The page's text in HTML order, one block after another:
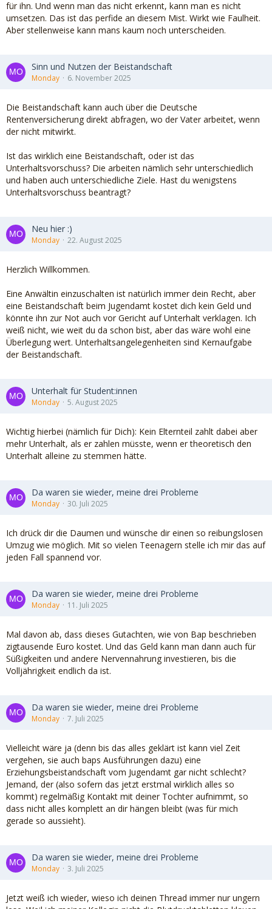
für ihn. Und wenn man das nicht erkennt, kann man es nicht
umsetzen. Das ist das perfide an diesem Mist. Wirkt wie Faulheit.
Aber stellenweise kann mans kaum noch unterscheiden.
Sinn und Nutzen der Beistandschaft
Monday 6. November 2025
Die Beistandschaft kann auch über die Deutsche
Rentenversicherung direkt abfragen, wo der Vater arbeitet, wenn
der nicht mitwirkt.
Ist das wirklich eine Beistandschaft, oder ist das
Unterhaltsvorschuss? Die arbeiten nämlich sehr unterschiedlich
und haben auch unterschiedliche Ziele. Hast du wenigstens
Unterhaltsvorschuss beantragt?
Neu hier :)
Monday 22. August 2025
Herzlich Willkommen.
Eine Anwältin einzuschalten ist natürlich immer dein Recht, aber
eine Beistandschaft beim Jugendamt kostet dich kein Geld und
könnte ihn zur Not auch vor Gericht auf Unterhalt verklagen. Ich
weiß nicht, wie weit du da schon bist, aber das wäre wohl eine
Überlegung wert. Unterhaltsangelegenheiten sind Kernaufgabe
der Beistandschaft.
Unterhalt für Student:innen
Monday 5. August 2025
Wichtig hierbei (nämlich für Dich): Kein Elternteil zahlt dabei aber
mehr Unterhalt, als er zahlen müsste, wenn er theoretisch den
Unterhalt alleine zu stemmen hätte.
Da waren sie wieder, meine drei Probleme
Monday 30. Juli 2025
Ich drück dir die Daumen und wünsche dir einen so reibungslosen
Umzug wie möglich. Mit so vielen Teenagern stelle ich mir das auf
jeden Fall spannend vor.
Da waren sie wieder, meine drei Probleme
Monday 11. Juli 2025
Mal davon ab, dass dieses Gutachten, wie von Bap beschrieben
zigtausende Euro kostet. Und das Geld kann man dann auch für
Süßigkeiten und andere Nervennahrung investieren, bis die
Volljährigkeit endlich da ist.
Da waren sie wieder, meine drei Probleme
Monday 7. Juli 2025
Vielleicht wäre ja (denn bis das alles geklärt ist kann viel Zeit
vergehen, sie auch baps Ausführungen dazu) eine
Erziehungsbeistandschaft vom Jugendamt gar nicht schlecht?
Jemand, der (also sofern das jetzt erstmal wirklich alles so
kommt) regelmäßig Kontakt mit deiner Tochter aufnimmt, so
dass nicht alles komplett an dir hängen bleibt (was für mich
gerade so aussieht).
Da waren sie wieder, meine drei Probleme
Monday 3. Juli 2025
Jetzt weiß ich wieder, wieso ich deinen Thread immer nur ungern